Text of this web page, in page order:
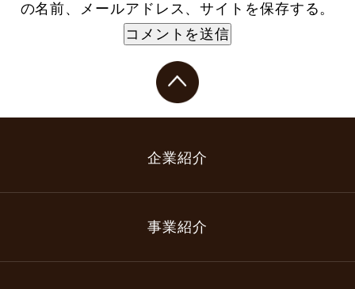
の名前、メールアドレス、サイトを保存する。
企業紹介
事業紹介